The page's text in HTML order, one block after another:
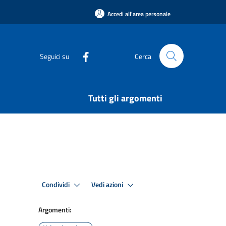
Accedi all'area personale
Seguici su Cerca
Tutti gli argomenti
Condividi Vedi azioni
Argomenti: